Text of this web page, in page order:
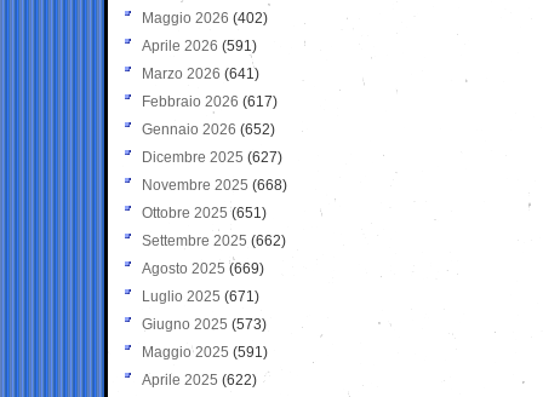
Maggio 2026 (402)
Aprile 2026 (591)
Marzo 2026 (641)
Febbraio 2026 (617)
Gennaio 2026 (652)
Dicembre 2025 (627)
Novembre 2025 (668)
Ottobre 2025 (651)
Settembre 2025 (662)
Agosto 2025 (669)
Luglio 2025 (671)
Giugno 2025 (573)
Maggio 2025 (591)
Aprile 2025 (622)